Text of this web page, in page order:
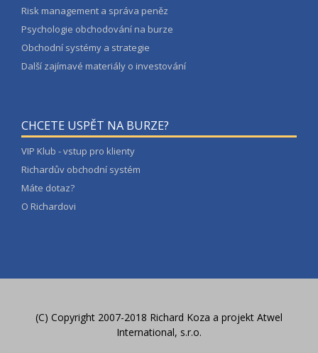
Risk management a správa peněz
Psychologie obchodování na burze
Obchodní systémy a strategie
Další zajímavé materiály o investování
CHCETE USPĚT NA BURZE?
VIP Klub - vstup pro klienty
Richardův obchodní systém
Máte dotaz?
O Richardovi
(C) Copyright 2007-2018 Richard Koza a projekt Atwel
International, s.r.o.